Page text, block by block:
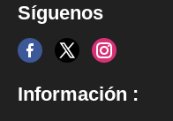
Síguenos
Información :